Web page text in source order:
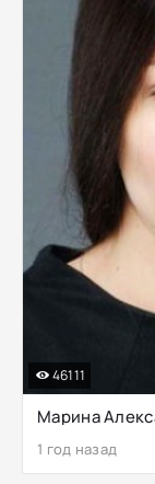
Марина
1 год назад
46111